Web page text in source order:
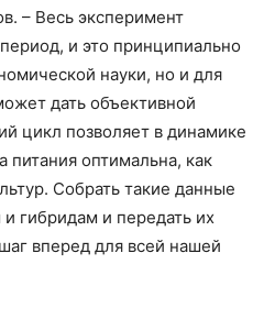
– Весь эксперимент
и это принципиально
науки, но и для
дать объективной
цикл позволяет в динамике
питания оптимальна, как
Собрать такие данные
гибридам и передать их
вперед для всей нашей